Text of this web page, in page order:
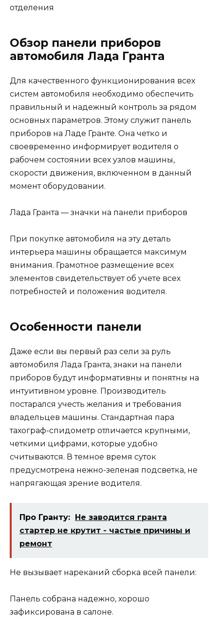
отделения
Обзор панели приборов
автомобиля Лада Гранта
Для качественного функционирования всех
систем автомобиля необходимо обеспечить
правильный и надежный контроль за рядом
основных параметров. Этому служит панель
приборов на Ладе Гранте. Она четко и
своевременно информирует водителя о
рабочем состоянии всех узлов машины,
скорости движения, включенном в данный
момент оборудовании.
Лада Гранта — значки на панели приборов
При покупке автомобиля на эту деталь
интерьера машины обращается максимум
внимания. Грамотное размещение всех
элементов свидетельствует об учете всех
потребностей и положения водителя.
Особенности панели
Даже если вы первый раз сели за руль
автомобиля Лада Гранта, знаки на панели
приборов будут информативны и понятны на
интуитивном уровне. Производитель
постарался учесть желания и требования
владельцев машины. Стандартная пара
тахограф-спидометр отличается крупными,
четкими цифрами, которые удобно
считываются. В темное время суток
предусмотрена нежно-зеленая подсветка, не
напрягающая зрение водителя.
Про Гранту:
Не заводится гранта
стартер не крутит - частые причины и
ремонт
Не вызывает нареканий сборка всей панели:
Панель собрана надежно, хорошо
зафиксирована в салоне.